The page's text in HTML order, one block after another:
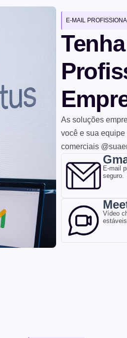
E-MAIL
As soluções
você e sua
comerciais
E-mail
seguro.
Vídeo
estáveis.